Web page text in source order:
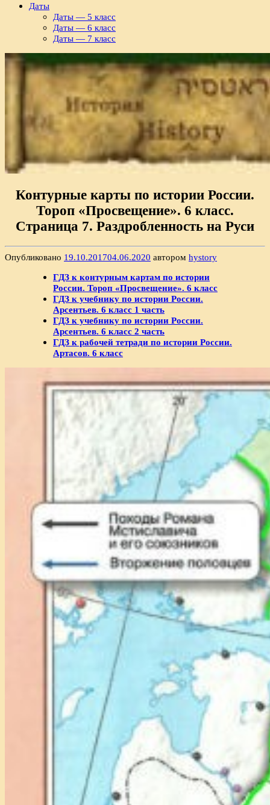
Даты
Даты — 5 класс
Даты — 6 класс
Даты — 7 класс
Контурные карты по истории России.
Тороп «Просвещение». 6 класс.
Страница 7. Раздробленность на Руси
Опубликовано 19.10.201704.06.2020 автором hystory
ГДЗ к контурным картам по истории
России. Тороп «Просвещение». 6 класс
ГДЗ к учебнику по истории России.
Арсентьев. 6 класс 1 часть
ГДЗ к учебнику по истории России.
Арсентьев. 6 класс 2 часть
ГДЗ к рабочей тетради по истории России.
Артасов. 6 класс